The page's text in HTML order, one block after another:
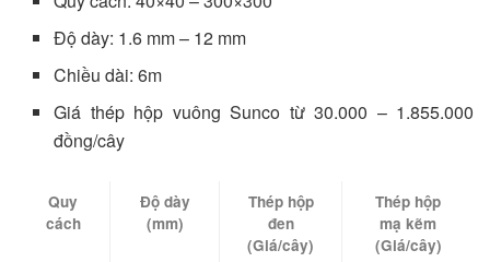
Độ dày: 1.6 mm – 12 mm
Chiều dài: 6m
Giá thép hộp vuông Sunco từ 30.000 – 1.855.000
đồng/cây
Quy
cách
Độ dày
(mm)
Thép hộp
đen
(Giá/cây)
Thép hộp
mạ kẽm
(Giá/cây)